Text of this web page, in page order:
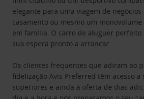
elegante para uma viagem de
casamento ou mesmo um
em família. O carro de aluguer perfeito
sua espera pronto a arrancar.
Os clientes frequentes que adiram ao
fidelizaçãoAvis Preferred têm acesso a
superiores e ainda à oferta de dias